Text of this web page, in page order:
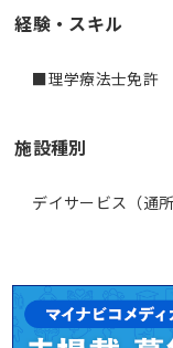
経験・スキル
■理学療法士免許
施設種別
デイサービス（通所